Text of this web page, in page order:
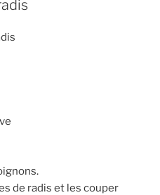
de radis et les couper